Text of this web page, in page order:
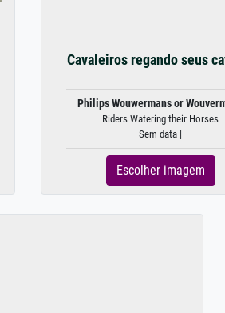
Cavaleiros regando seus
Philips Wouwermans or
Riders Watering their Horses
Sem data |
Escolher imagem